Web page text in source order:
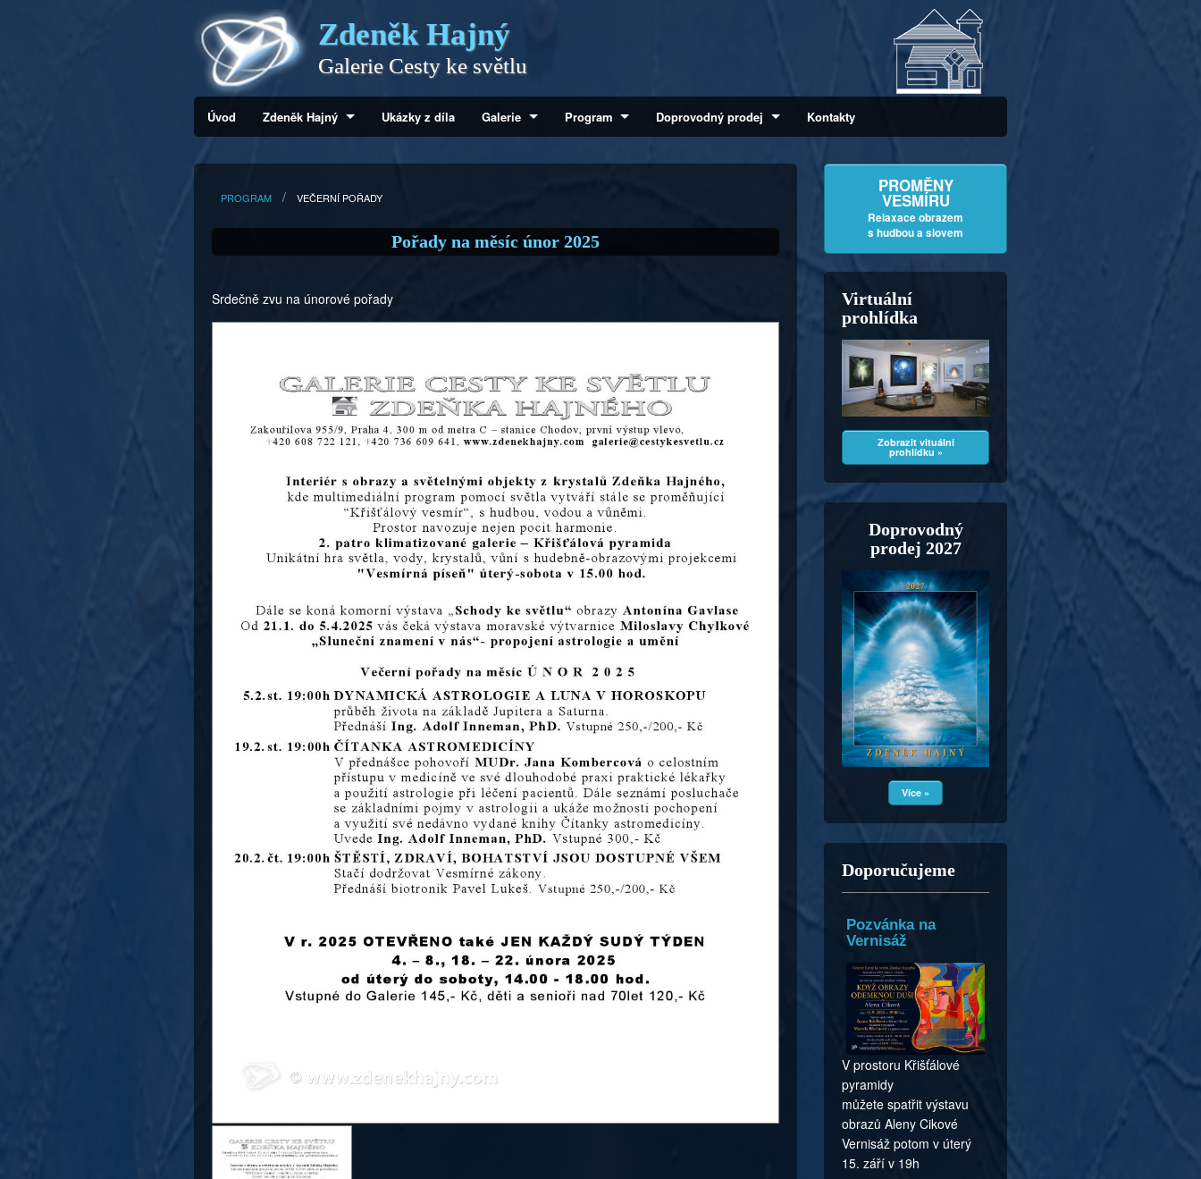
Zdeněk Hajný
Galerie Cesty ke světlu
Úvod Zdeněk Hajný Ukázky z díla Galerie Program Doprovodný prodej Kontakty
PROGRAM VEČERNÍ POŘADY
Pořady na měsíc únor 2025
Srdečně zvu na únorové pořady
PROMĚNY
VESMÍRU
Relaxace obrazem
s hudbou a slovem
Virtuální
prohlídka
Zobrazit vituální
prohlídku »
Doprovodný
prodej 2027
Více »
Doporučujeme
Pozvánka na
Vernisáž
V prostoru Křišťálové
pyramidy
můžete spatřit výstavu
obrazů Aleny Cikové
Vernisáž potom v úterý
15. září v 19h